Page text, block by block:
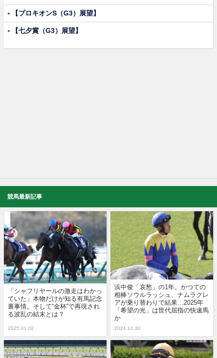
【プロキオンS（G3）展望】
【七夕賞（G3）展望】
競馬最新記事
「シャフリヤールの激走はわかっ
ていた」本物だけが知る有馬記念
裏事情。そして“金杯”で再現され
る波乱の結末とは？
2025.01.02
浜中俊「哀愁」の1年。かつての
相棒ソウルラッシュ、ナムラクレ
アが乗り替わりで結果…2025年
「希望の光」は世代屈指の快速馬
か
2024.12.30